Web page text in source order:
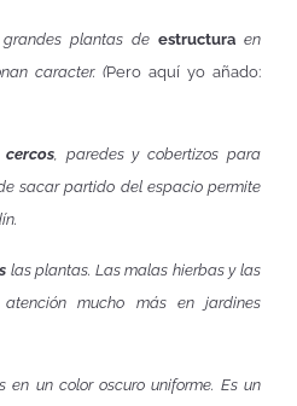
plantas de estructuraen
caracter. (Pero aquí yo añado:
cercos, paredes y cobertizos para
sacar partido del espacio permite
las plantas. Las malas hierbas y las
mucho más en jardines
en un color oscuro uniforme. Es un